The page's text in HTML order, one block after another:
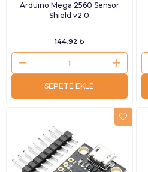
Arduino Mega 2560 Sensör
Shield v2.0
144,92 ₺
SEPETE EKLE